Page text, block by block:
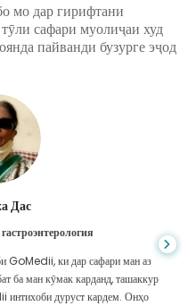
мо дар гирифтани
сафари муолиҷаи худ
пайванди бузурге эҷод
Дас
GoMedii, ки дар сафари ман аз
ба ман кӯмак карданд, ташаккур
дуруст кардем. Онҳо